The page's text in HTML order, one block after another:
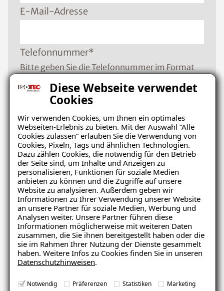
Diese Webseite verwendet
Cookies
Wir verwenden Cookies, um Ihnen ein optimales
Webseiten-Erlebnis zu bieten. Mit der Auswahl “Alle
Cookies zulassen” erlauben Sie die Verwendung von
Cookies, Pixeln, Tags und ähnlichen Technologien.
Dazu zählen Cookies, die notwendig für den Betrieb
der Seite sind, um Inhalte und Anzeigen zu
personalisieren, Funktionen für soziale Medien
anbieten zu können und die Zugriffe auf unsere
Website zu analysieren. Außerdem geben wir
Informationen zu Ihrer Verwendung unserer Website
an unsere Partner für soziale Medien, Werbung und
Analysen weiter. Unsere Partner führen diese
Informationen möglicherweise mit weiteren Daten
zusammen, die Sie ihnen bereitgestellt haben oder die
sie im Rahmen Ihrer Nutzung der Dienste gesammelt
haben. Weitere Infos zu Cookies finden Sie in unseren
Datenschutzhinweisen.
Notwendig Präferenzen Statistiken Marketing
E-Mail-Adresse
Telefonnummer*
Bitte geben Sie die Telefonnummer im Format
PLZ*
Ort*
Schaden
Nachricht